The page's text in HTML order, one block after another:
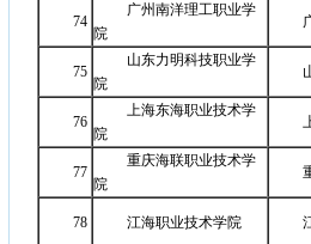
74
广州南洋理工职业学
院
75
山东力明科技职业学
院
76
上海东海职业技术学
院
77
重庆海联职业技术学
院
78 江海职业技术学院